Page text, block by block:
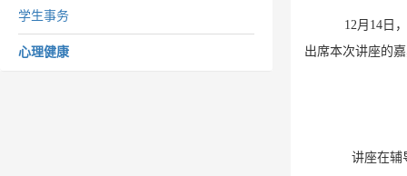
学生事务
心理健康
12月14日，
出席本次讲座的
讲座在辅